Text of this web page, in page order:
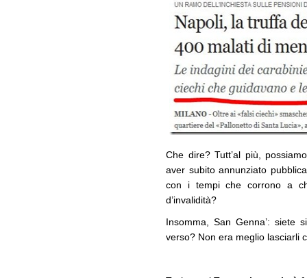
Che dire? Tutt’al più,
aver subito annunziato
con i tempi che corrono a
d’invalidità?
Insomma, San Genna’: siete
verso? Non era meglio lasciarli